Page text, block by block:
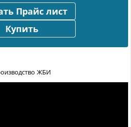
Прайс лист
Купить
ЖБИ